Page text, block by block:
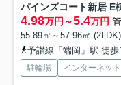
パインズコート新居 E
4.98万円～5.4万円
55.89㎡～57.96㎡
予讃線「端岡」駅 徒歩
駐輪場 インターネッ